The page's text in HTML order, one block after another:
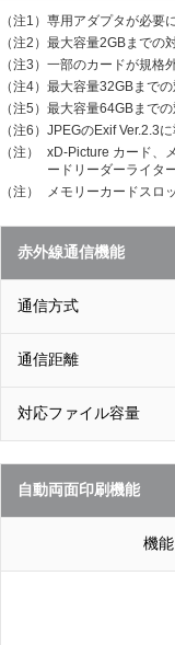
（注1） 専用アダプタが必要
（注2） 最大容量2GBまでの
（注3） 一部のカードが規格
（注4） 最大容量32GBまでの
（注5） 最大容量64GBまでの
（注6） JPEGのExif Ver.2.3に
（注）
xD-Picture カード、
ードリーダーライタ
（注）
メモリーカードスロ
赤外線通信機能
通信方式
通信距離
対応ファイル容量
自動両面印刷機能
機能